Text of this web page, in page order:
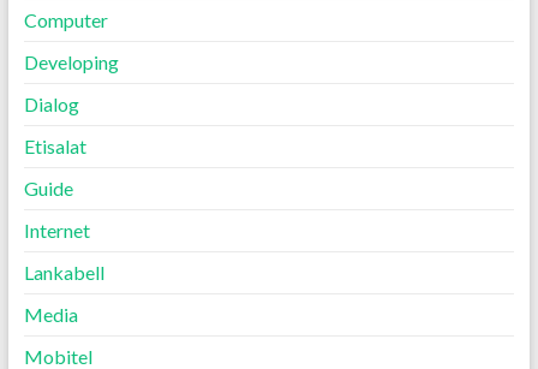
Computer
Developing
Dialog
Etisalat
Guide
Internet
Lankabell
Media
Mobitel